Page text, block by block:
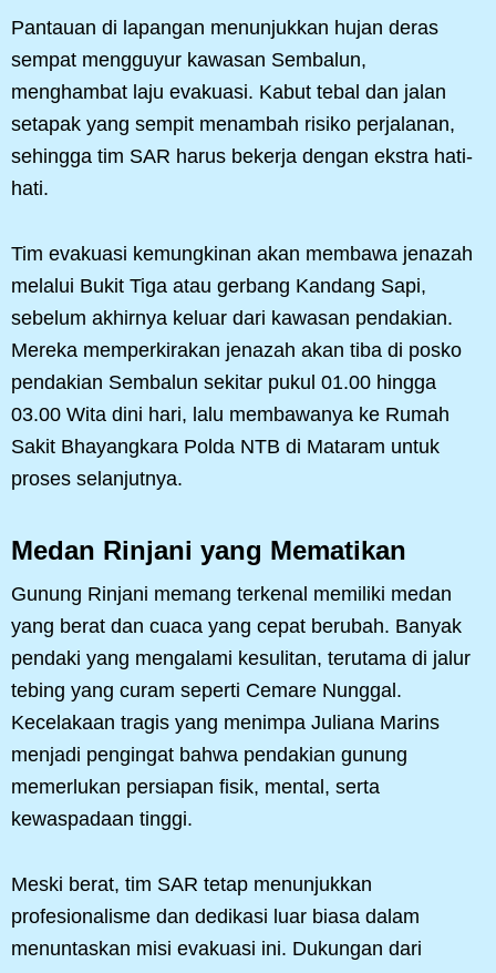
Pantauan di lapangan menunjukkan hujan deras
sempat mengguyur kawasan Sembalun,
menghambat laju evakuasi. Kabut tebal dan jalan
setapak yang sempit menambah risiko perjalanan,
sehingga tim SAR harus bekerja dengan ekstra hati-
hati.
Tim evakuasi kemungkinan akan membawa jenazah
melalui Bukit Tiga atau gerbang Kandang Sapi,
sebelum akhirnya keluar dari kawasan pendakian.
Mereka memperkirakan jenazah akan tiba di posko
pendakian Sembalun sekitar pukul 01.00 hingga
03.00 Wita dini hari, lalu membawanya ke Rumah
Sakit Bhayangkara Polda NTB di Mataram untuk
proses selanjutnya.
Medan Rinjani yang Mematikan
Gunung Rinjani memang terkenal memiliki medan
yang berat dan cuaca yang cepat berubah. Banyak
pendaki yang mengalami kesulitan, terutama di jalur
tebing yang curam seperti Cemare Nunggal.
Kecelakaan tragis yang menimpa Juliana Marins
menjadi pengingat bahwa pendakian gunung
memerlukan persiapan fisik, mental, serta
kewaspadaan tinggi.
Meski berat, tim SAR tetap menunjukkan
profesionalisme dan dedikasi luar biasa dalam
menuntaskan misi evakuasi ini. Dukungan dari